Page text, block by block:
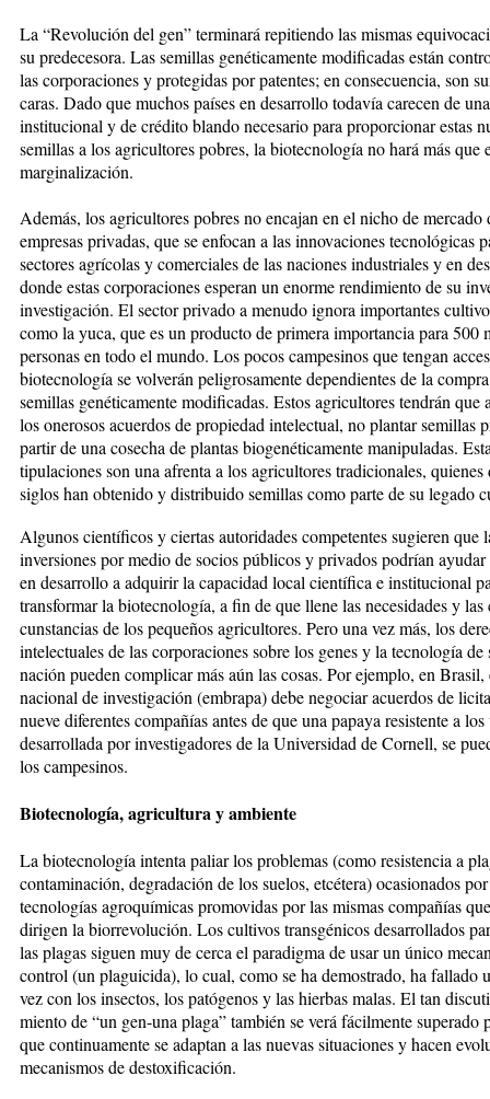
La “Revolución del gen” terminará repitiendo las mis­mas
su pre­de­ce­so­ra. Las semillas ge­né­tica­mente mo­dificadas están
las corporaciones y prote­gi­das por patentes; en consecuencia, son
caras. Dado que muchos paí­ses en de­sarrollo todavía carecen de
institucional y de cré­di­to blan­do necesario para proporcionar estas
semillas a los agricultores pobres, la biotecnología no hará más que
marginalización.
Además, los agricultores pobres no encajan en el nicho de mercado
empresas privadas, que se enfocan a las innovaciones tecnológicas
sectores agrícolas y comerciales de las naciones industriales y en
donde estas corporaciones esperan un enorme rendimiento de su
investigación. El sector pri­vado a menudo ignora importantes
como la yuca, que es un pro­duc­to de primera importancia pa­ra 500
personas en to­do el mun­do. Los pocos campesinos que tengan
biotecnología se vol­ve­rán peligrosamente depen­dien­tes de la
semillas ge­né­ti­camente modificadas. Estos agri­cul­to­res tendrán que
los one­rosos acuerdos de propiedad inte­lectual, no plantar semillas
partir de una cosecha de plantas bio­ge­né­ticamente manipuladas.
tipulaciones son una afrenta a los agri­cultores tradicionales, quienes
siglos han obtenido y dis­tri­bui­do semi­llas como parte de su le­ga­do
Algunos científicos y ciertas auto­ri­dades competentes sugieren que
inversiones por medio de socios públicos y privados podrían ayudar
en desarrollo a adquirir la ca­pacidad local científica e institu­cio­nal
transformar la biotecnolo­gía, a fin de que llene las necesidades y
cunstancias de los pequeños agri­cul­tores. Pero una vez más, los
intelectuales de las corporaciones sobre los genes y la tecnología
nación pueden complicar más aún las cosas. Por ejemplo, en
nacional de investigación (embra­pa) debe negociar acuerdos de
nueve diferentes compa­ñías antes de que una papaya resis­­ten­te a
desarrollada por in­ves­ti­gado­res de la Universidad de Cornell, se
los campesinos.
Biotecnología, agricultura y ambiente
La biotecnología intenta paliar los pro­­blemas (como resistencia a
contaminación, degradación de los suelos, etcétera) ocasionados
tecnologías agroquí­mi­cas pro­movidas por las mismas com­pa­ñías
dirigen la bio­­rre­volu­ción. Los cultivos transgénicos desa­rro­llados
las plagas si­guen muy de cerca el paradigma de usar un único
con­trol (un pla­­gui­cida), lo cual, como se ha de­mos­tra­do, ha fallado
vez con los insectos, los patógenos y las hier­bas malas. El tan
mien­to de “un gen-una plaga” tam­bién se verá fá­cil­men­te superado
que con­ti­nua­men­te se adap­tan a las nuevas situaciones y hacen
mecanismos de destoxificación.